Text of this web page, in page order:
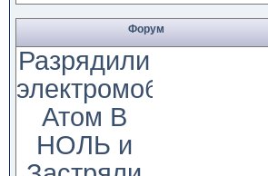
Форум
Разрядили
электромобиль
Атом В
НОЛЬ и